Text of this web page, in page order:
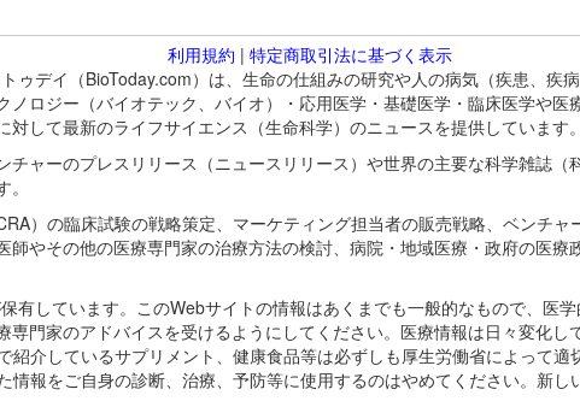
利用規約 | 特定商取引法に基づく表示
ゥデイ（BioToday.com）は、生命の仕組みの研究や人の病気（疾患、疾
ロジー（バイオテック、バイオ）・応用医学・基礎医学・臨床医学や医
して最新のライフサイエンス（生命科学）のニュースを提供しています。
チャーのプレスリリース（ニュースリリース）や世界の主要な科学雑誌
）の臨床試験の戦略策定、マーケティング担当者の販売戦略、ベンチャ
やその他の医療専門家の治療方法の検討、病院・地域医療・政府の医
有しています。このWebサイトの情報はあくまでも一般的なもので、医
専門家のアドバイスを受けるようにしてください。医療情報は日々変化
紹介しているサプリメント、健康食品等は必ずしも厚生労働省によって
情報をご自身の診断、治療、予防等に使用するのはやめてください。新